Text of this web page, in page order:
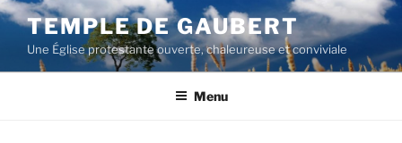
Aller
contenu
principal
TEMPLE DE GAUBERT
Une Église protestante ouverte, chaleureuse et conviviale
Menu